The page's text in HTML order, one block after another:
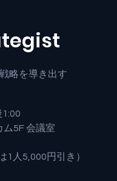
略を導き出す
5F 会議室
1人5,000円引き）